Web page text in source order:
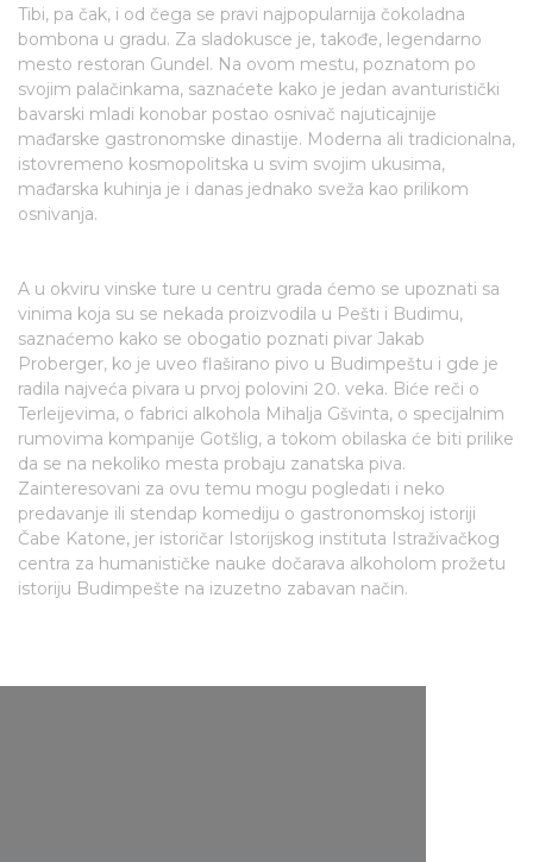
Tibi, pa čak, i od čega se pravi najpopularnija čokoladna
bombona u gradu. Za sladokusce je, takođe, legendarno
mesto restoran Gundel. Na ovom mestu, poznatom po
svojim palačinkama, saznaćete kako je jedan avanturistički
bavarski mladi konobar postao osnivač najuticajnije
mađarske gastronomske dinastije. Moderna ali tradicionalna,
istovremeno kosmopolitska u svim svojim ukusima,
mađarska kuhinja je i danas jednako sveža kao prilikom
osnivanja.
A u okviru vinske ture u centru grada ćemo se upoznati sa
vinima koja su se nekada proizvodila u Pešti i Budimu,
saznaćemo kako se obogatio poznati pivar Jakab
Proberger, ko je uveo flaširano pivo u Budimpeštu i gde je
radila najveća pivara u prvoj polovini 20. veka. Biće reči o
Terleijevima, o fabrici alkohola Mihalja Gšvinta, o specijalnim
rumovima kompanije Gotšlig, a tokom obilaska će biti prilike
da se na nekoliko mesta probaju zanatska piva.
Zainteresovani za ovu temu mogu pogledati i neko
predavanje ili stendap komediju o gastronomskoj istoriji
Čabe Katone, jer istoričar Istorijskog instituta Istraživačkog
centra za humanističke nauke dočarava alkoholom prožetu
istoriju Budimpešte na izuzetno zabavan način.